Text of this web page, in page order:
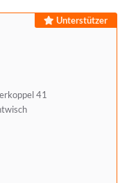
Unterstützer
41